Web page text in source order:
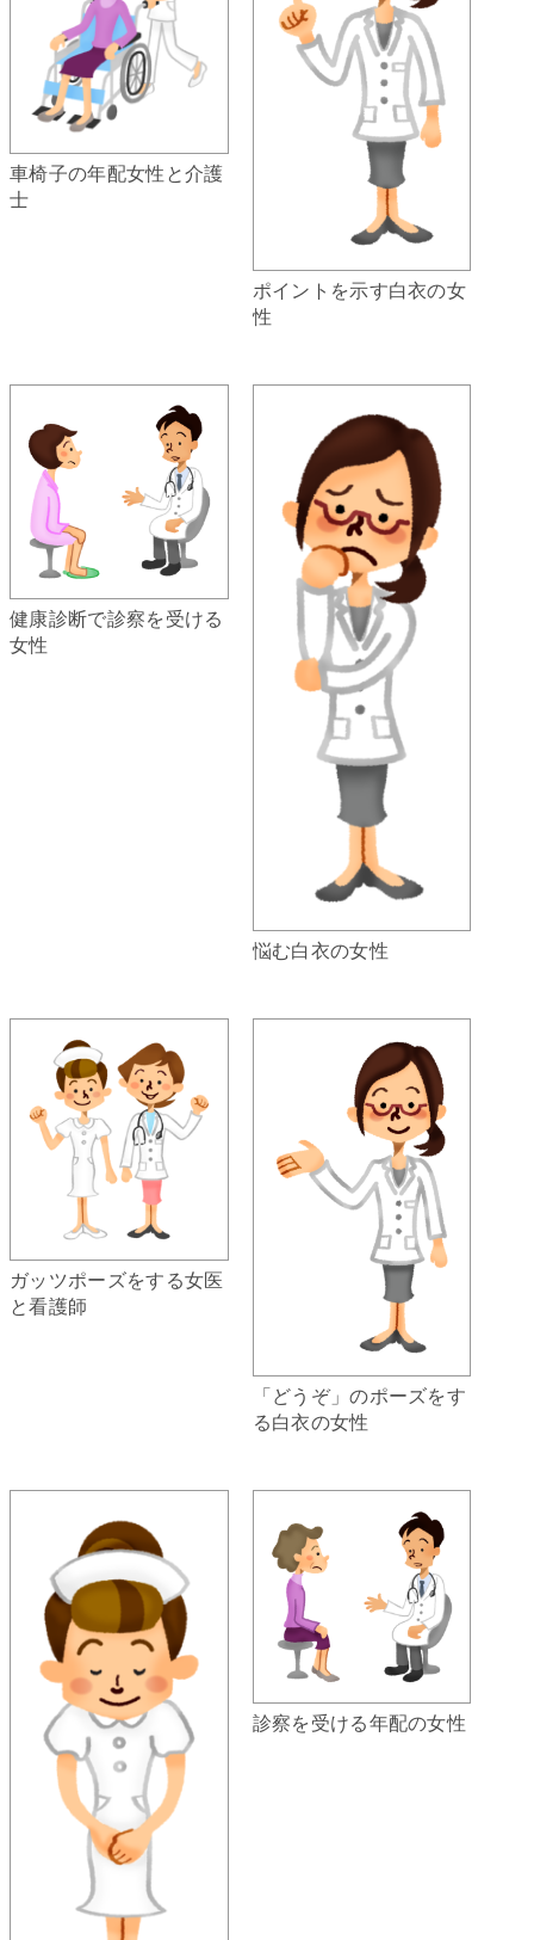
車椅子の年配女性と介護
士
ポイントを示す白衣の女
性
健康診断で診察を受ける
女性
悩む白衣の女性
ガッツポーズをする女医
と看護師
「どうぞ」のポーズをす
る白衣の女性
診察を受ける年配の女性